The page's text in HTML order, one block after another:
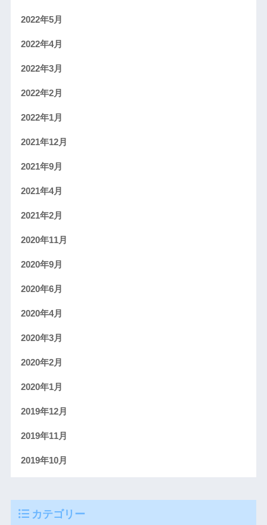
2022年5月
2022年4月
2022年3月
2022年2月
2022年1月
2021年12月
2021年9月
2021年4月
2021年2月
2020年11月
2020年9月
2020年6月
2020年4月
2020年3月
2020年2月
2020年1月
2019年12月
2019年11月
2019年10月
カテゴリー